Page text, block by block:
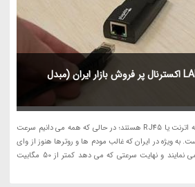
معرفی 5 کارت شبکه LAN اکسترنال پر فروش بازار ایران (مبدل
لپ تاپ های تازه فاقد درگاه شبکه اترنت یا RJ45 هستند؛ در حالی که همه می دانیم سرعت
به ویژه در ایران که غالب مودم ها و روترها هنوز از وای
فای تک بانده 802.11n استفاده می نمایند و نهایت سرعتی که می دهد کمتر از 50 مگابیت